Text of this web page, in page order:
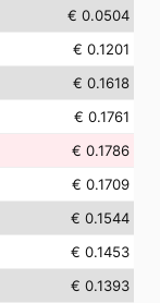
€ 0.0504
€ 0.1201
€ 0.1618
€ 0.1761
€ 0.1786
€ 0.1709
€ 0.1544
€ 0.1453
€ 0.1393